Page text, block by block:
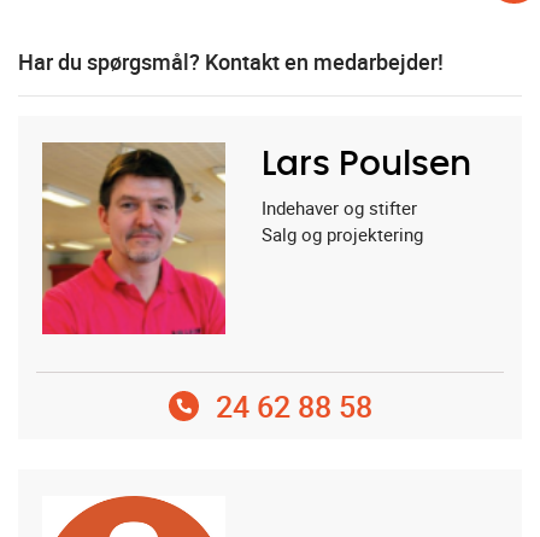
Har du spørgsmål? Kontakt en medarbejder!
Lars Poulsen
Indehaver og stifter
Salg og projektering
24 62 88 58